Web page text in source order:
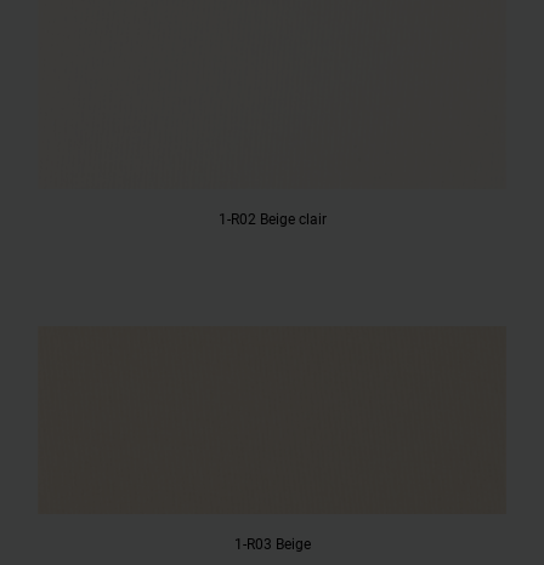
1-R02 Beige clair
1-R03 Beige